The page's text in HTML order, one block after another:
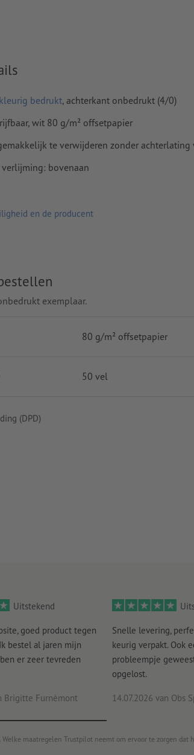
bedrukt, achterkant onbedrukt (4/0)
wit 80 g/m² offsetpapier
te verwijderen zonder achterlating
bovenaan
en de producent
exemplaar.
80 g/m² offsetpapier
50 vel
(DPD)
Uitstekend
goed product tegen
bestel al jaren mijn
er zeer tevreden
Brigitte Furnèmont
Snelle levering,
keurig verpakt. Ook
probleempje
opgelost.
14.07.2026 van Obs
maatregelen Trustpilot neemt om ervoor te zorgen dat